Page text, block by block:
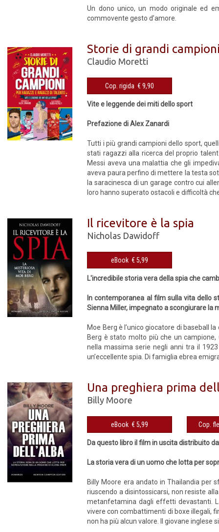
Un dono unico, un modo originale ed
commovente gesto d’amore.
Storie di grandi
Claudio Moretti
Cop. rigida € 9,90
Vite e leggende dei miti dello sport
Prefazione di Alex Zanardi
Tutti i più grandi campioni dello sport,
stati ragazzi alla ricerca del proprio
Messi aveva una malattia che gli
aveva paura perfino di mettere la testa
la saracinesca di un garage contro cui
loro hanno superato ostacoli e difficoltà
Il ricevitore è la spia
Nicholas Dawidoff
eBook € 5,99
L'incredibile storia vera della spia che
In contemporanea al film sulla vita dello
Sienna Miller, impegnato a scongiurare
Moe Berg è l’unico giocatore di baseball
Berg è stato molto più che un
nella massima serie negli anni tra il
un’eccellente spia. Di famiglia ebrea
Una preghiera prima
Billy Moore
eBook € 5,99
Da questo libro il film in uscita distribuito
La storia vera di un uomo che lotta per
Billy Moore era andato in Thailandia per
riuscendo a disintossicarsi, non resiste
metanfetamina dagli effetti devastanti.
vivere con combattimenti di boxe illegali,
non ha più alcun valore. Il giovane inglese